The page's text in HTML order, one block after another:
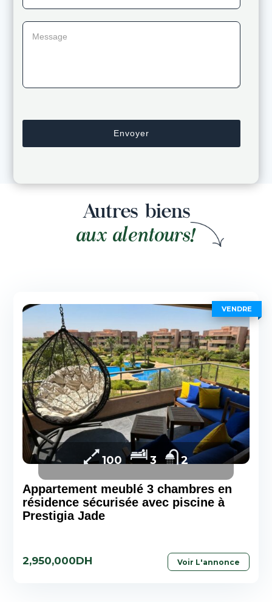
Message
Autres biens
aux alentours!
VENDRE
Appartement meublé 3 chambres en
résidence sécurisée avec piscine à
Prestigia Jade
2,950,000DH Voir L'annonce
100 3 2